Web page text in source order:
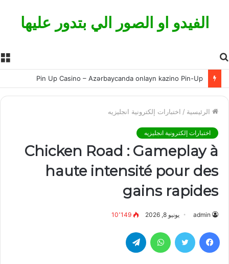
الفيدو او الصور الي بتدور عليها
عن
Pin Up Casino – Azərbaycanda onlayn kazino Pin-Up
الرئيسية / اختبارات إلكترونية انجليزيه
اختبارات إلكترونية انجليزيه
Chicken Road : Gameplay à
haute intensité pour des
gains rapides
admin يونيو 8, 2026 10٬149
فيسبوك تويتر واتساب